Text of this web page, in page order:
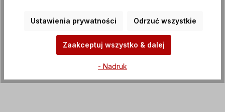
Właściwości
Pliki do pobrania
Ustawienia prywatności Odrzuć wszystkie
Zaakceptuj wszystko & dalej
- Nadruk